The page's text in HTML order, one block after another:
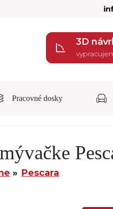
3D
Pracovné dosky
Pescara